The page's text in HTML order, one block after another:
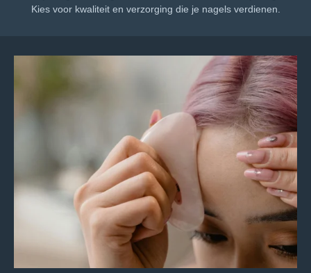
Kies voor kwaliteit en verzorging die je nagels verdienen.